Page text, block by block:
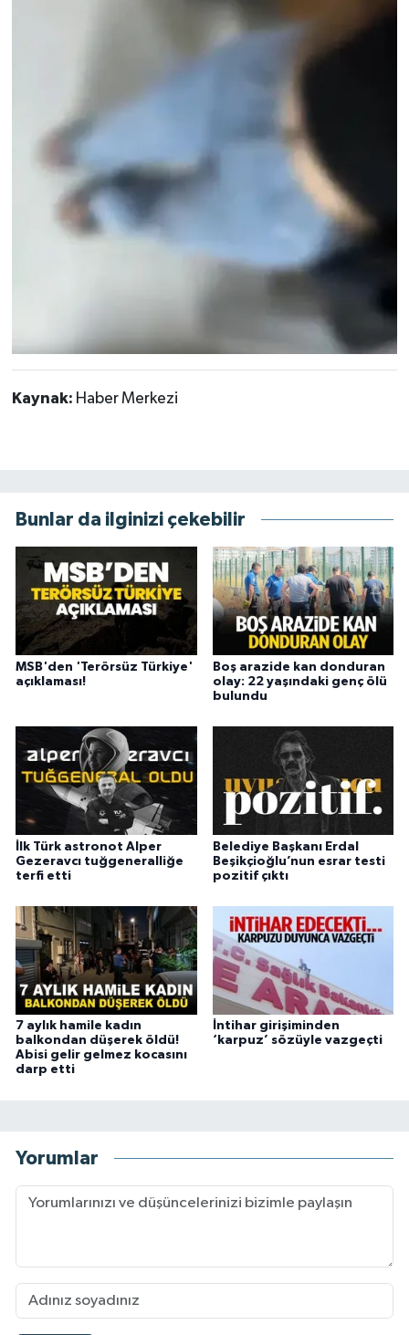
Kaynak: Haber Merkezi
Bunlar da ilginizi çekebilir
MSB'den 'Terörsüz Türkiye'
açıklaması!
Boş arazide kan donduran
olay: 22 yaşındaki genç ölü
bulundu
İlk Türk astronot Alper
Gezeravcı tuğgeneralliğe
terfi etti
Belediye Başkanı Erdal
Beşikçioğlu’nun esrar testi
pozitif çıktı
7 aylık hamile kadın
balkondan düşerek öldü!
Abisi gelir gelmez kocasını
darp etti
İntihar girişiminden
‘karpuz’ sözüyle vazgeçti
Yorumlar